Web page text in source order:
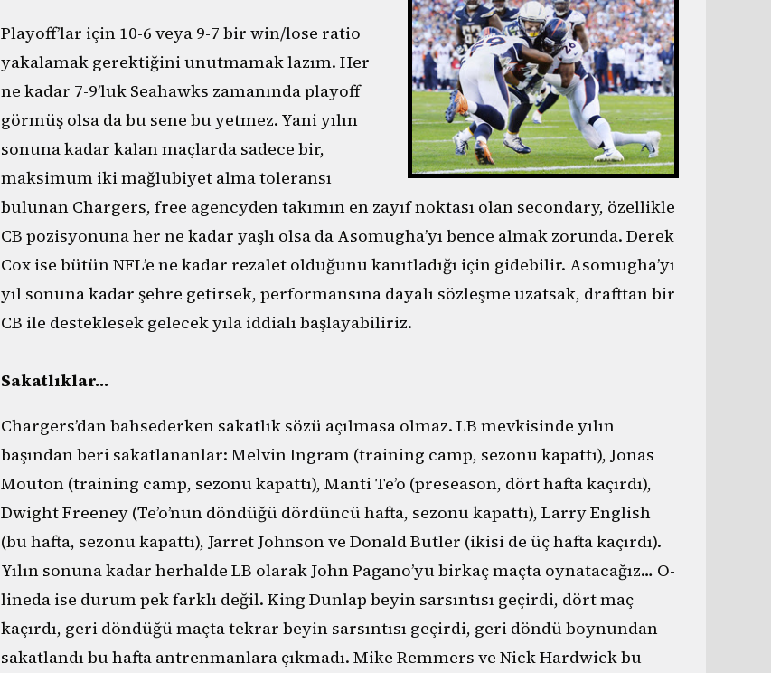
Playoff’lar için 10-6 veya 9-7 bir win/lose ratio
yakalamak gerektiğini unutmamak lazım. Her
ne kadar 7-9’luk Seahawks zamanında playoff
görmüş olsa da bu sene bu yetmez. Yani yılın
sonuna kadar kalan maçlarda sadece bir,
maksimum iki mağlubiyet alma toleransı
bulunan Chargers, free agencyden takımın en zayıf noktası olan secondary, özellikle
CB pozisyonuna her ne kadar yaşlı olsa da Asomugha’yı bence almak zorunda. Derek
Cox ise bütün NFL’e ne kadar rezalet olduğunu kanıtladığı için gidebilir. Asomugha’yı
yıl sonuna kadar şehre getirsek, performansına dayalı sözleşme uzatsak, drafttan bir
CB ile desteklesek gelecek yıla iddialı başlayabiliriz.
Sakatlıklar…
Chargers’dan bahsederken sakatlık sözü açılmasa olmaz. LB mevkisinde yılın
başından beri sakatlananlar: Melvin Ingram (training camp, sezonu kapattı), Jonas
Mouton (training camp, sezonu kapattı), Manti Te’o (preseason, dört hafta kaçırdı),
Dwight Freeney (Te’o’nun döndüğü dördüncü hafta, sezonu kapattı), Larry English
(bu hafta, sezonu kapattı), Jarret Johnson ve Donald Butler (ikisi de üç hafta kaçırdı).
Yılın sonuna kadar herhalde LB olarak John Pagano’yu birkaç maçta oynatacağız… O-
lineda ise durum pek farklı değil. King Dunlap beyin sarsıntısı geçirdi, dört maç
kaçırdı, geri döndüğü maçta tekrar beyin sarsıntısı geçirdi, geri döndü boynundan
sakatlandı bu hafta antrenmanlara çıkmadı. Mike Remmers ve Nick Hardwick bu